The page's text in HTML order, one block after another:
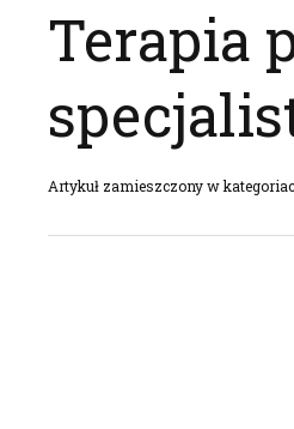
Terapia
Artykuł zamieszczony w